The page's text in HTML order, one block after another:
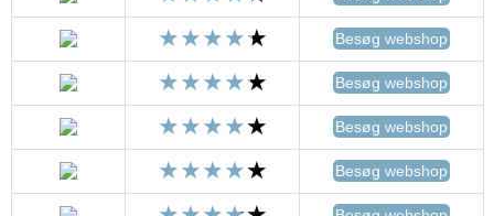
Besøg webshop
Besøg webshop
Besøg webshop
Besøg webshop